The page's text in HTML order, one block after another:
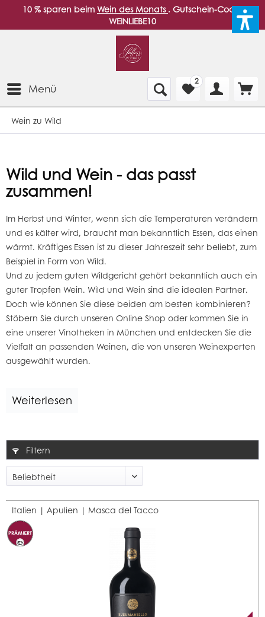
10 % sparen beim Wein des Monats . Gutschein-Code:
WEINLIEBE10
Menü
2
Wein zu Wild
Wild und Wein - das passt
zusammen!
Im Herbst und Winter, wenn sich die Temperaturen verändern
und es kälter wird, braucht man bekanntlich Essen, das einen
wärmt. Kräftiges Essen ist zu dieser Jahreszeit sehr beliebt, zum
Beispiel in Form von Wild.
Und zu jedem guten Wildgericht gehört bekanntlich auch ein
guter Tropfen Wein. Wild und Wein sind die idealen Partner.
Doch wie können Sie diese beiden am besten kombinieren?
Stöbern Sie durch unseren Online Shop oder kommen Sie in
eine unserer Vinotheken in München und entdecken Sie die
Vielfalt an passenden Weinen, die von unseren Weinexperten
ausgewählt wurden.
Weiterlesen
Filtern
Italien | Apulien |Masca del Tacco